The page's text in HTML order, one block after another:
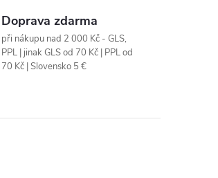
Doprava zdarma
při nákupu nad 2 000 Kč - GLS,
PPL | jinak GLS od 70 Kč | PPL od
70 Kč | Slovensko 5 €